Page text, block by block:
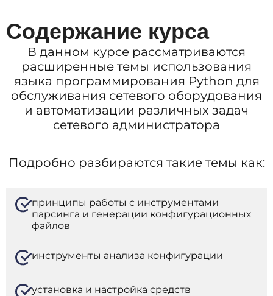
Содержание курса
В данном курсе рассматриваются
расширенные темы использования
языка программирования Python для
обслуживания сетевого оборудования
и автоматизации различных задач
сетевого администратора
Подробно разбираются такие темы как:
принципы работы с инструментами
парсинга и генерации конфигурационных
файлов
инструменты анализа конфигурации
установка и настройка средств